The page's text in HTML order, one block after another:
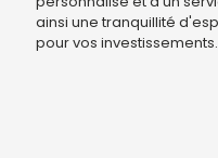
ainsi une tranquillité
pour vos investissements.